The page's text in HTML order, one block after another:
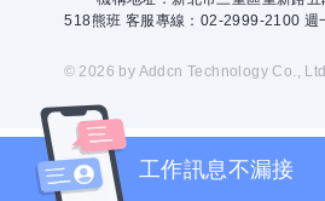
518熊班 客服專線：02-2999-2100 週
© 2026 by Addcn Technology Co.,
工作訊息不漏接